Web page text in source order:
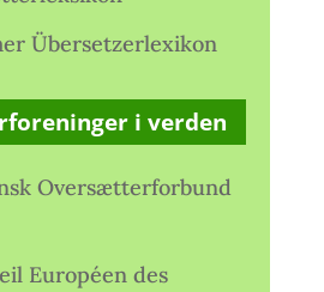
Übersetzerlexikon
i verden
Oversætterforbund
Européen des